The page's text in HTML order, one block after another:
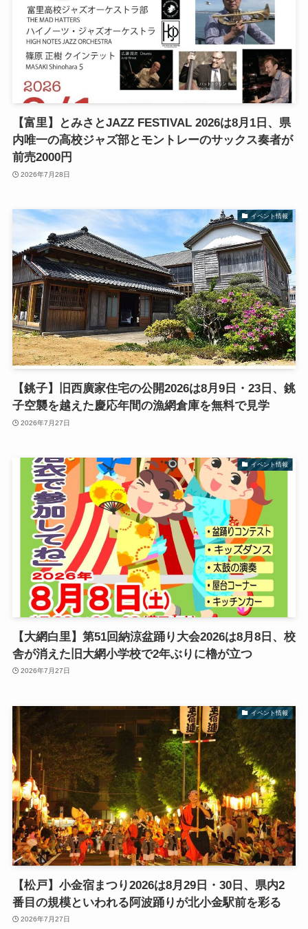
【富里】とみさとJAZZ FESTIVAL 2026は8月1日、県
内唯一の高校ジャズ部とモントレーのサックス奏者が
前売2000円
2026年7月28日
イベント情報
【銚子】旧西廣家住宅の公開2026は8月9日・23日、銚
子空襲を越えた慶応年間の漁網倉庫を無料で見学
2026年7月27日
イベント情報
【大網白里】第51回納涼盆踊り大会2026は8月8日、校
舎が消えた旧大網小学校で2年ぶりに櫓が立つ
2026年7月27日
イベント情報
【松戸】小金宿まつり2026は8月29日・30日、県内2
番目の規模といわれる阿波踊りが北小金駅前を彩る
2026年7月27日